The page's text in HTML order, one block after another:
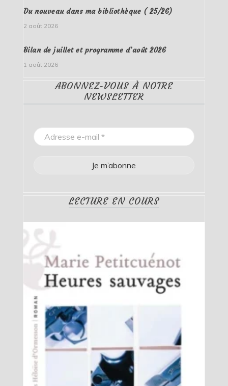
Du nouveau dans ma bibliothèque ( 25/26)
2 août 2026
Bilan de juillet et programme d’août 2026
1 août 2026
ABONNEZ-VOUS À NOTRE
NEWSLETTER
LECTURE EN COURS